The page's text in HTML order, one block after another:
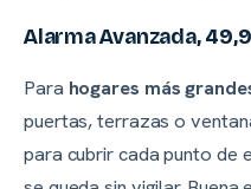
Alarma Avanzada,
Para hogares más
puertas, terrazas o
para cubrir cada punto de